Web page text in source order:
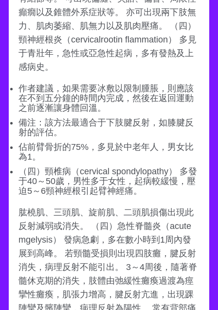
癲癇以及錐體外系症狀等。 亦可出現兩下肢無
力、肌肉萎縮、肌無力以及肌肉壓痛。 （四）
頸神經根炎（cervicalrootin flammation） 多見
于青壯年，急性或亞急性起病，多有發熱及上
感病史。
作者建議，如果需要冰敷以限制腫脹，則應該
在不到五分鐘的時間內完成，然後在返回運動
之前逐漸讓身體回溫。
備注：該方法最適合于下肢腱反射，如膝腱反
射的評估。
佔前臂骨折的75%，多見於中老年人，男女比
為1。
（四）頸椎病（cervical spondylopathy） 多發
于40～50歲，男性多于女性，起病較緩慢，壓
迫5～6頸神經根引起臂神經痛。
肱橈肌、三頭肌、旋前肌、二頭肌損傷出現此
反射減弱或消失。 （四）急性脊髓炎（acute
mgelysis） 發病急劇，多在數小時到1周內發
展到高峰。 若頸髓受損則出現四肢癱，腱反射
消失，病理反射不能引出。 3～4周後，隨著脊
髓休克期的消失，肢體由弛緩性癱瘓過渡為痙
攣性癱瘓，肌張力增高，腱反射亢進，出現踝
陣攣及髕陣攣，病理反射為陽性。 常有背部痛